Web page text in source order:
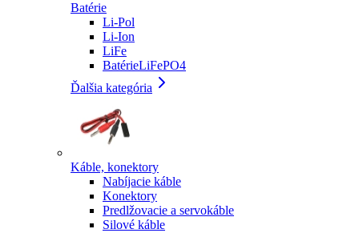
Batérie
Li-Pol
Li-Ion
LiFe
BatérieLiFePO4
Ďalšia kategória
Káble, konektory
Nabíjacie káble
Konektory
Predlžovacie a servokáble
Silové káble